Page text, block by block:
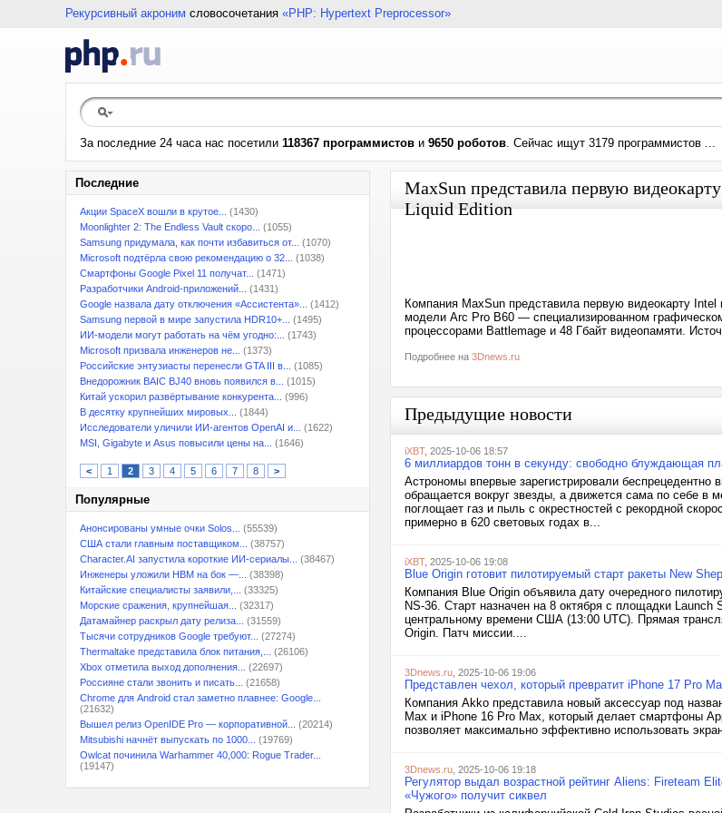
Рекурсивный акроним словосочетания «PHP: Hypertext Preprocessor»
За последние 24 часа нас посетили 118367 программистов и 9650 роботов. Сейчас ищут 3179 программистов ...
Последние
Акции SpaceX вошли в крутое...
(1430)
Moonlighter 2: The Endless Vault скоро...
(1055)
Samsung придумала, как почти избавиться от...
(1070)
Microsoft подтёрла свою рекомендацию о 32...
(1038)
Смартфоны Google Pixel 11 получат...
(1471)
Разработчики Android-приложений...
(1431)
Google назвала дату отключения «Ассистента»...
(1412)
Samsung первой в мире запустила HDR10+...
(1495)
ИИ-модели могут работать на чём угодно:...
(1743)
Microsoft призвала инженеров не...
(1373)
Российские энтузиасты перенесли GTA III в...
(1085)
Внедорожник BAIC BJ40 вновь появился в...
(1015)
Китай ускорил развёртывание конкурента...
(996)
В десятку крупнейших мировых...
(1844)
Исследователи уличили ИИ-агентов OpenAI и...
(1622)
MSI, Gigabyte и Asus повысили цены на...
(1646)
< 1 2 3 4 5 6 7 8 >
Популярные
Анонсированы умные очки Solos...
(55539)
США стали главным поставщиком...
(38757)
Character.AI запустила короткие ИИ-сериалы...
(38467)
Инженеры уложили HBM на бок —...
(38398)
Китайские специалисты заявили,...
(33325)
Морские сражения, крупнейшая...
(32317)
Датамайнер раскрыл дату релиза...
(31559)
Тысячи сотрудников Google требуют...
(27274)
Thermaltake представила блок питания,...
(26106)
Xbox отметила выход дополнения...
(22697)
Россияне стали звонить и писать...
(21658)
Chrome для Android стал заметно плавнее: Google...
(21632)
Вышел релиз OpenIDE Pro — корпоративной...
(20214)
Mitsubishi начнёт выпускать по 1000...
(19769)
Owlcat починила Warhammer 40,000: Rogue Trader...
(19147)
MaxSun представила первую
Liquid Edition
Компания MaxSun представила первую видеокарту
модели Arc Pro B60 — специализированном
процессорами Battlemage и 48 Гбайт видеопамяти.
Подробнее на 3Dnews.ru
Предыдущие новости
iXBT, 2025-10-06 18:57
6 миллиардов тонн в секунду: свободно блуждающая
Астрономы впервые зарегистрировали
обращается вокруг звезды, а движется сама по себе в
поглощает газ и пыль с окрестностей с рекордной
примерно в 620 световых годах в...
iXBT, 2025-10-06 19:08
Blue Origin готовит пилотируемый старт ракеты New
Компания Blue Origin объявила дату очередного
NS-36. Старт назначен на 8 октября с площадки
центральному времени США (13:00 UTC). Прямая
Origin. Патч миссии....
3Dnews.ru , 2025-10-06 19:06
Представлен чехол, который превратит iPhone 17 Pro
Компания Akko представила новый аксессуар под
Max и iPhone 16 Pro Max, который делает смартфоны
позволяет максимально эффективно использовать
3Dnews.ru , 2025-10-06 19:18
Регулятор выдал возрастной рейтинг Aliens: Fireteam
«Чужого» получит сиквел